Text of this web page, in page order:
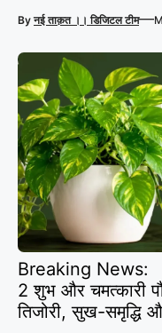
Byनई ताक़त ।। डिजिटल टीम—
Breaking News:
2 शुभ और चमत्कारी
तिजोरी, सुख-समृद्धि